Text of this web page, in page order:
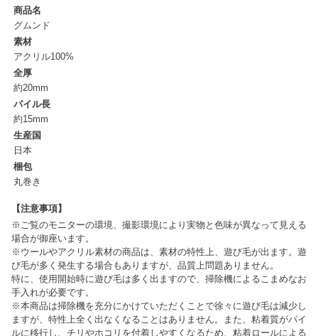
商品名
グムンド
素材
アクリル100%
全厚
約20mm
パイル長
約15mm
生産国
日本
梱包
丸巻き
【注意事項】
※ご覧のモニターの環境、撮影環境により実物と色味が異なって見える
場合が御座います。
※ウールやアクリル素材の商品は、素材の特性上、遊び毛が出ます。遊
び毛が多く発生する場合もありますが、品質上問題ありません。
特に、使用開始時に遊び毛は多く出ますので、掃除機によるこまめなお
手入れが必要です。
※本商品は掃除機を充分にかけていただくことで徐々に遊び毛は減少し
ますが、特性上全く出なくなることはありません。また、粘着質がパイ
ルに移行し、チリやホコリを付着しやすくなるため、粘着ロールによる